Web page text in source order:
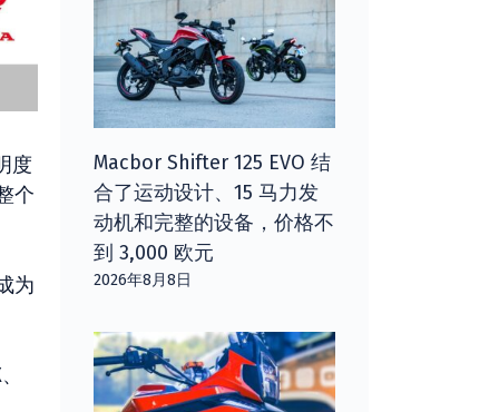
度
个
为
Macbor Shifter 125 EVO 结
合了运动设计、15 马力发
动机和完整的设备，价格不
到 3,000 欧元
2026年8月8日